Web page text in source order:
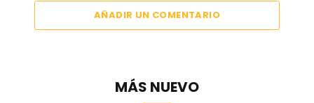
AÑADIR UN COMENTARIO
MÁS NUEVO